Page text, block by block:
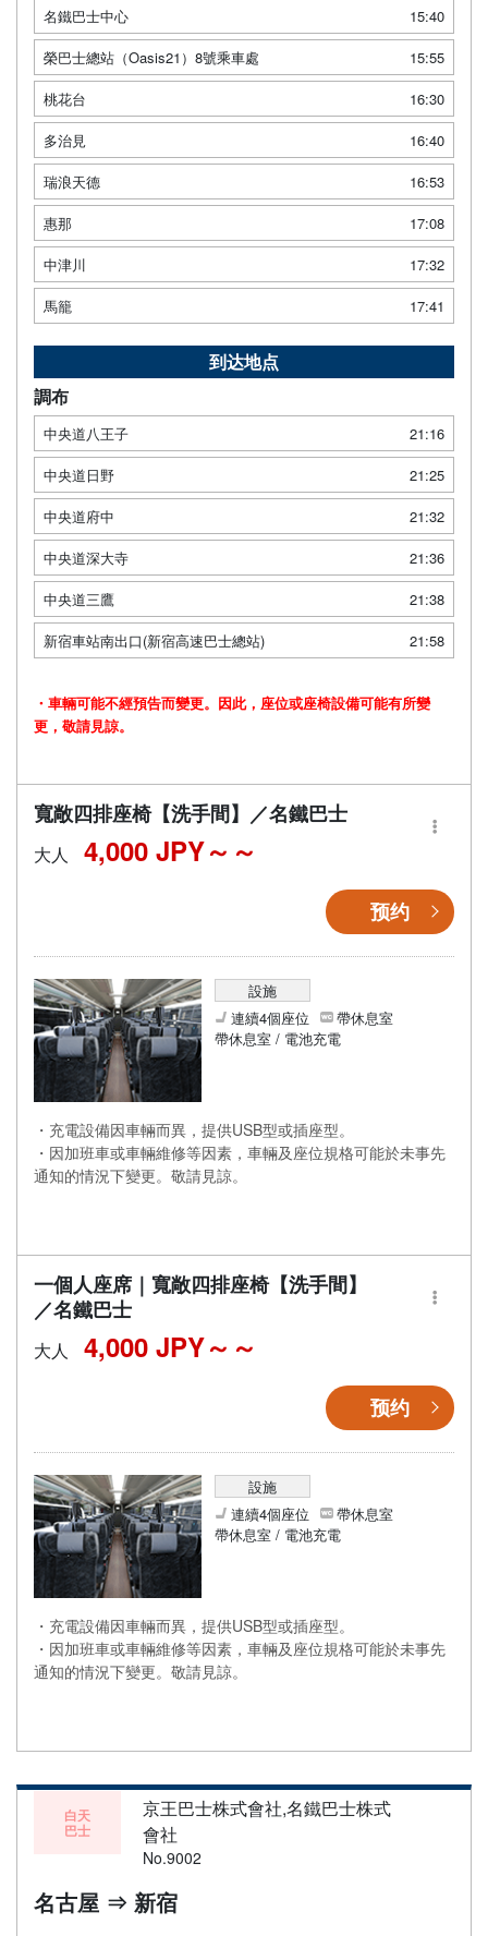
名鐵巴士中心
15:40
榮巴士總站（Oasis21）8號乘車處
15:55
桃花台
16:30
多治見
16:40
瑞浪天德
16:53
惠那
17:08
中津川
17:32
馬籠
17:41
到达地点
調布
中央道八王子
21:16
中央道日野
21:25
中央道府中
21:32
中央道深大寺
21:36
中央道三鷹
21:38
新宿車站南出口(新宿高速巴士總站)
21:58
・車輛可能不經預告而變更。因此，座位或座椅設備可能有所變
更，敬請見諒。
寬敞四排座椅【洗手間】／名鐵巴士
大人 4,000 JPY～
预约
設施
連續4個座位
帶休息室
帶休息室 / 電池充電
・充電設備因車輛而異，提供USB型或插座型。
・因加班車或車輛維修等因素，車輛及座位規格可能於未事先
通知的情況下變更。敬請見諒。
一個人座席｜寬敞四排座椅【洗手間】
／名鐵巴士
大人 4,000 JPY～
预约
設施
連續4個座位
帶休息室
帶休息室 / 電池充電
・充電設備因車輛而異，提供USB型或插座型。
・因加班車或車輛維修等因素，車輛及座位規格可能於未事先
通知的情況下變更。敬請見諒。
白天
巴士
京王巴士株式會社,名鐵巴士株式
會社
No.9002
名古屋 ⇒ 新宿